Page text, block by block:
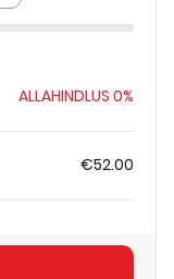
ALLAHINDLUS 0%
€52.00